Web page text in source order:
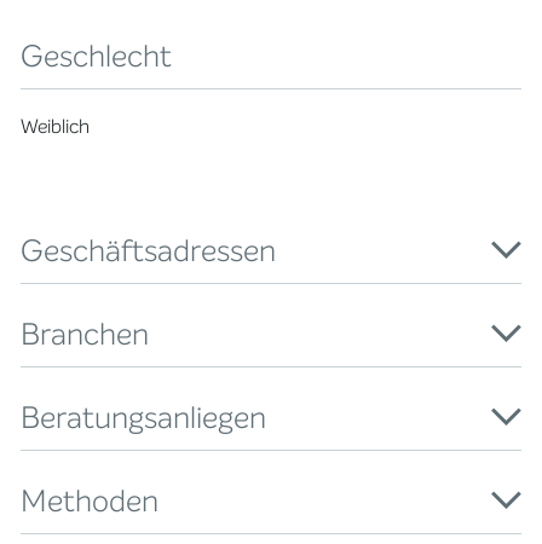
Geschlecht
Weiblich
Geschäftsadressen
Branchen
Beratungsanliegen
Methoden